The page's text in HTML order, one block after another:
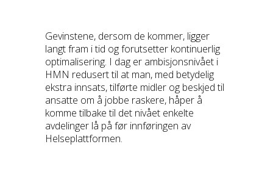
Gevinstene, dersom de kommer, ligger
langt fram i tid og forutsetter kontinuerlig
optimalisering. I dag er ambisjonsnivået i
HMN redusert til at man, med betydelig
ekstra innsats, tilførte midler og beskjed til
ansatte om å jobbe raskere, håper å
komme tilbake til det nivået enkelte
avdelinger lå på før innføringen av
Helseplattformen.